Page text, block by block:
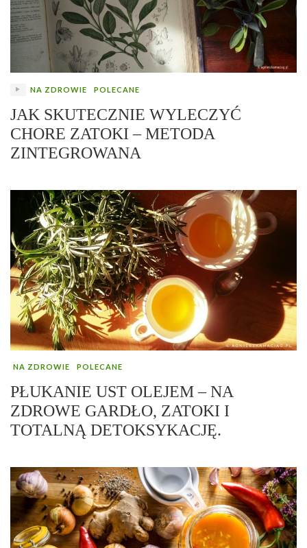
NA ZDROWIE POLECANE
JAK SKUTECZNIE WYLECZYĆ
CHORE ZATOKI – METODA
ZINTEGROWANA
NA ZDROWIE POLECANE
PŁUKANIE UST OLEJEM – NA
ZDROWE GARDŁO, ZATOKI I
TOTALNĄ DETOKSYKACJĘ.